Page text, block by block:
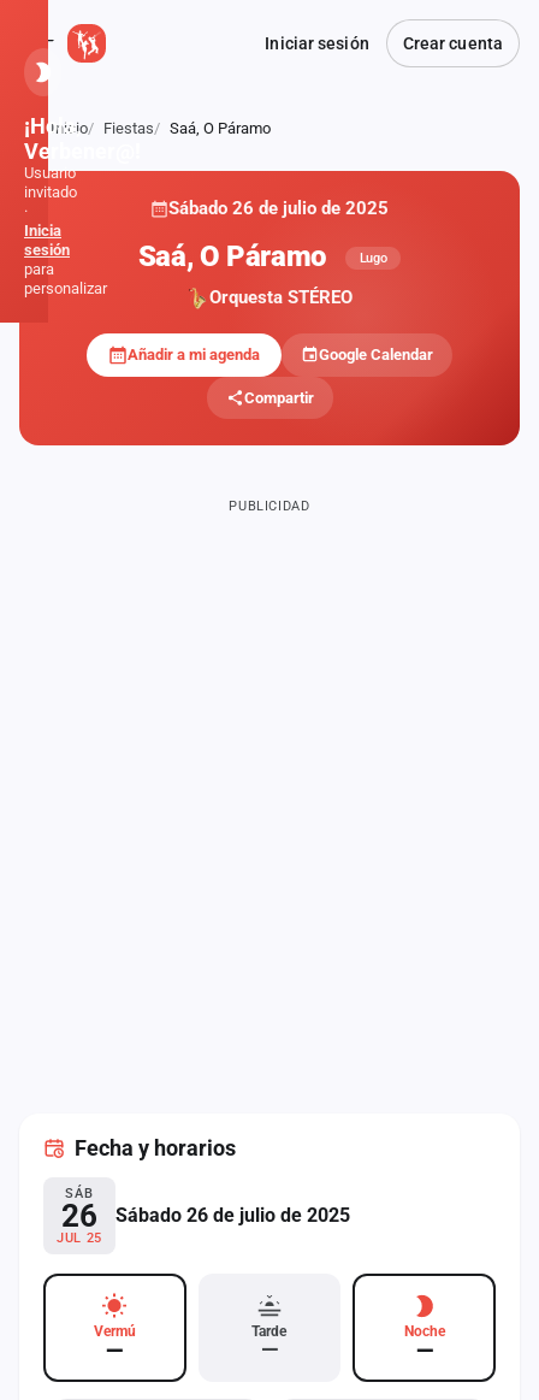
Iniciar sesión Crear cuenta
Atrás
Inicio Fiestas Saá, O Páramo
Sábado 26 de julio de 2025
Saá, O Páramo Lugo
Orquesta STÉREO
Añadir a mi agenda Google Calendar
Compartir
PUBLICIDAD
Fecha y horarios
SÁB
26
JUL 25
Sábado 26 de julio de 2025
Vermú
—
Tarde
—
Noche
—
¡Hola,
Verbener@!
Usuario
invitado
·
Inicia
sesión
para
personalizar
Administración
Contacto